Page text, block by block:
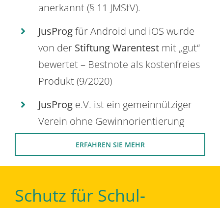
anerkannt (§ 11 JMStV).
JusProgfür Android und iOS wurde
von der Stiftung Warentest mit „gut“
bewertet – Bestnote als kostenfreies
Produkt (9/2020)
JusProg e.V. ist ein gemeinnütziger
Verein ohne Gewinnorientierung
ERFAHREN SIE MEHR
Schutz für Schul-